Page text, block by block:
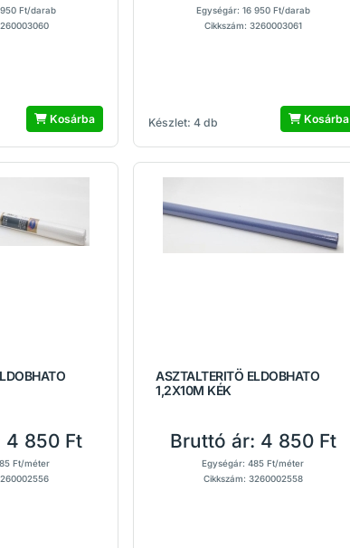
Ft/darab
Kosárba Készlet: 4 db
Egységár: 16 950 Ft/darab
Cikkszám: 3260003061
Kosárba
4 850 Ft
Ft/méter
ASZTALTERITÖ ELDOBHATO
1,2X10M KÉK
Bruttó ár: 4 850 Ft
Egységár: 485 Ft/méter
Cikkszám: 3260002558